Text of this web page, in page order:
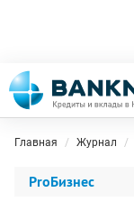
Главная Журнал
ProБизнес